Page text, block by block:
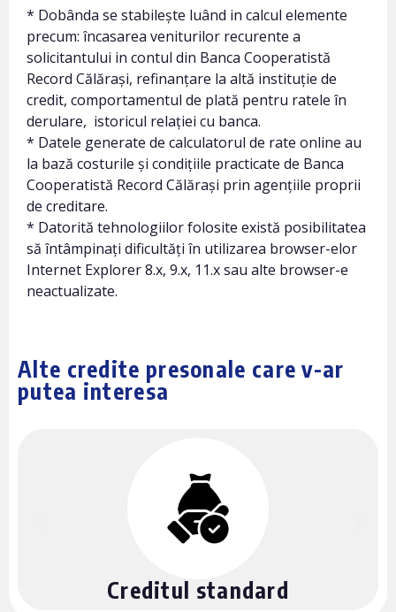
* Dobânda se stabilește luând in calcul elemente
precum: încasarea veniturilor recurente a
solicitantului in contul din Banca Cooperatistă
Record Călărași, refinanțare la altă instituție de
credit, comportamentul de plată pentru ratele în
derulare, istoricul relației cu banca.
* Datele generate de calculatorul de rate online au
la bază costurile și condițiile practicate de Banca
Cooperatistă Record Călărași prin agențiile proprii
de creditare.
* Datorită tehnologiilor folosite există posibilitatea
să întâmpinați dificultăți în utilizarea browser-elor
Internet Explorer 8.x, 9.x, 11.x sau alte browser-e
neactualizate.
Alte credite presonale care v-ar
putea interesa
Creditul standard